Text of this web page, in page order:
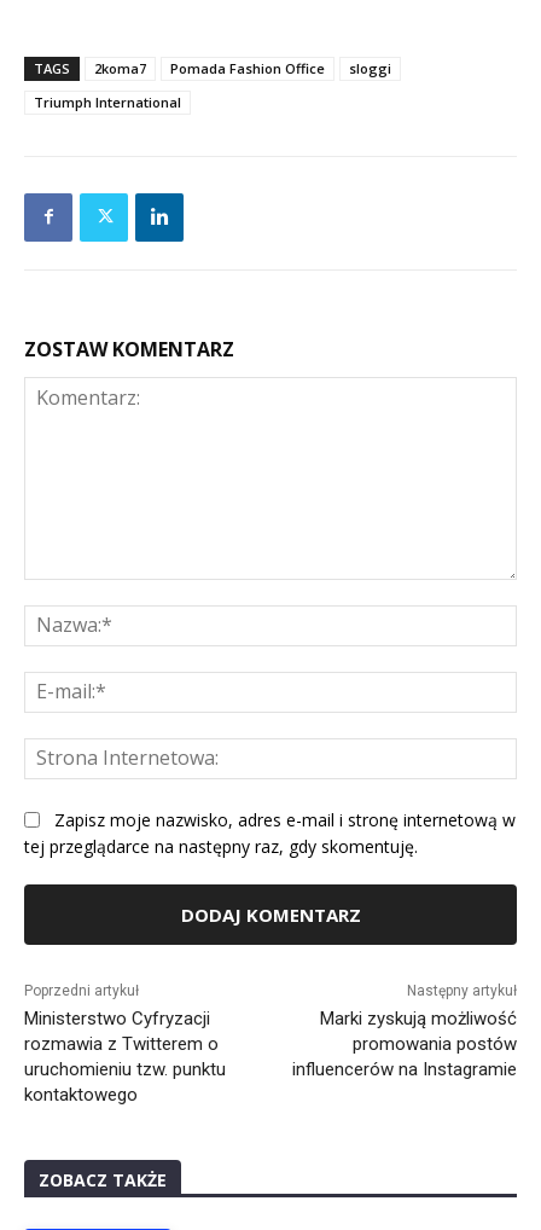
TAGS 2koma7 Pomada Fashion Office
sloggi
Triumph International
ZOSTAW KOMENTARZ
Zapisz moje nazwisko, adres e-mail i stronę internetową w
tej przeglądarce na następny raz, gdy skomentuję.
Poprzedni artykuł
Ministerstwo Cyfryzacji
rozmawia z Twitterem o
uruchomieniu tzw. punktu
kontaktowego
Następny artykuł
Marki zyskują możliwość
promowania postów
influencerów na Instagramie
ZOBACZ TAKŻE